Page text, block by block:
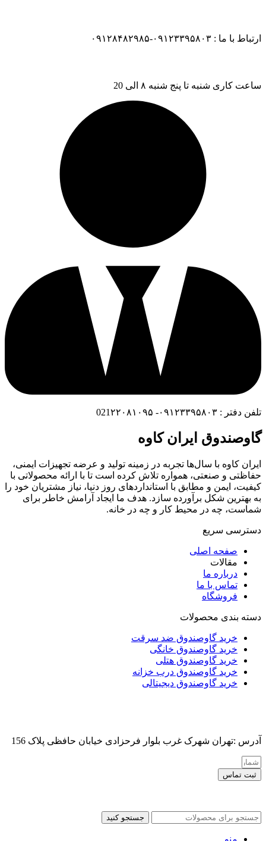
ارتباط با ما : ۰۹۱۲۳۳۹۵۸۰۳-۰۹۱۲۸۴۸۲۹۸۵
ساعت کاری شنبه تا پنج شنبه ۸ الی 20
تلفن دفتر : ۰۹۱۲۳۳۹۵۸۰۳- 021۲۲۰۸۱۰۹۵
گاوصندوق ایران کاوه
ایران کاوه با سال‌ها تجربه در زمینه تولید و عرضه تجهیزات ایمنی،
حفاظتی و صنعتی، همواره تلاش کرده است تا با ارائه محصولاتی با
کیفیت، ایمن و مطابق با استانداردهای روز دنیا، نیاز مشتریان خود را
به بهترین شکل برآورده سازد. هدف ما ایجاد آرامش خاطر برای
شماست، چه در محیط کار و چه در خانه.
دسترسی سریع
صفحه اصلی
مقالات
درباره ما
تماس با ما
فروشگاه
دسته بندی محصولات
خرید گاوصندوق ضد سرقت
خرید گاوصندوق خانگی
خرید گاوصندوق هتلی
خرید گاوصندوق درب خزانه
خرید گاوصندوق دیجیتالی
آدرس :تهران شهرک غرب بلوار فرحزادی خیابان حافظی پلاک 156
ثبت تماس
جستجو کنید
منو